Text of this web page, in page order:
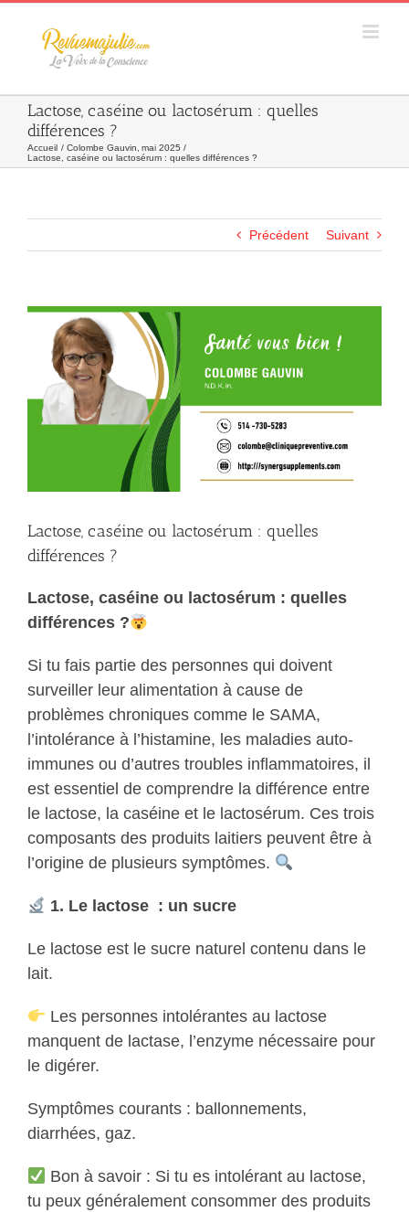
Skip
Lactose, caséine ou lactosérum : quelles
différences ?
Accueil Colombe Gauvin mai 2025
Lactose, caséine ou lactosérum : quelles différences ?
Précédent Suivant
Agrandir
l&apos;image
Lactose, caséine ou lactosérum : quelles
différences ?
Lactose, caséine ou lactosérum : quelles
différences ?
Si tu fais partie des personnes qui doivent
surveiller leur alimentation à cause de
problèmes chroniques comme le SAMA,
l’intolérance à l’histamine, les maladies auto-
immunes ou d’autres troubles inflammatoires, il
est essentiel de comprendre la différence entre
le lactose, la caséine et le lactosérum. Ces trois
composants des produits laitiers peuvent être à
l’origine de plusieurs symptômes.
1. Le lactose : un sucre
Le lactose est le sucre naturel contenu dans le
lait.
Les personnes intolérantes au lactose
manquent de lactase, l’enzyme nécessaire pour
le digérer.
Symptômes courants : ballonnements,
diarrhées, gaz.
Bon à savoir : Si tu es intolérant au lactose,
tu peux généralement consommer des produits